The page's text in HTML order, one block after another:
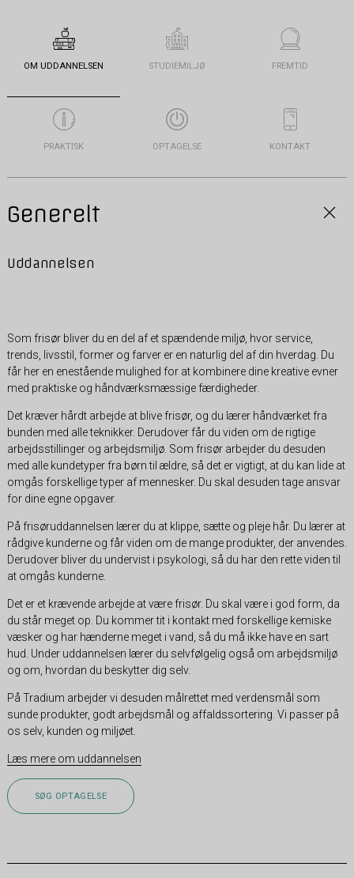
OM UDDANNELSEN STUDIEMILJØ FREMTID
PRAKTISK OPTAGELSE KONTAKT
Generelt
Uddannelsen
Som frisør bliver du en del af et spændende miljø, hvor service,
trends, livsstil, former og farver er en naturlig del af din hverdag. Du
får her en enestående mulighed for at kombinere dine kreative evner
med praktiske og håndværksmæssige færdigheder.
Det kræver hårdt arbejde at blive frisør, og du lærer håndværket fra
bunden med alle teknikker. Derudover får du viden om de rigtige
arbejdsstillinger og arbejdsmiljø. Som frisør arbejder du desuden
med alle kundetyper fra børn til ældre, så det er vigtigt, at du kan lide at
omgås forskellige typer af mennesker. Du skal desuden tage ansvar
for dine egne opgaver.
På frisøruddannelsen lærer du at klippe, sætte og pleje hår. Du lærer at
rådgive kunderne og får viden om de mange produkter, der anvendes.
Derudover bliver du undervist i psykologi, så du har den rette viden til
at omgås kunderne.
Det er et krævende arbejde at være frisør. Du skal være i god form, da
du står meget op. Du kommer tit i kontakt med forskellige kemiske
væsker og har hænderne meget i vand, så du må ikke have en sart
hud. Under uddannelsen lærer du selvfølgelig også om arbejdsmiljø
og om, hvordan du beskytter dig selv.
På Tradium arbejder vi desuden målrettet med verdensmål som
sunde produkter, godt arbejdsmål og affaldssortering. Vi passer på
os selv, kunden og miljøet.
Læs mere om uddannelsen
SØG OPTAGELSE